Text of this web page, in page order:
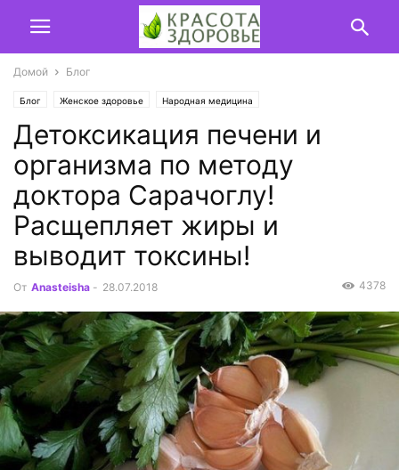
Домой Блог
Блог Женское здоровье Народная медицина
Детоксикация печени и
организма по методу
доктора Сарачоглу!
Расщепляет жиры и
выводит токсины!
От Anasteisha - 28.07.2018 4378